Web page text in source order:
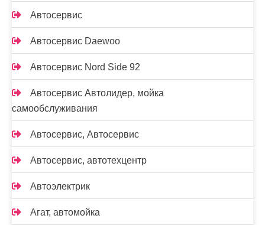
Автосервис
Автосервис Daewoo
Автосервис Nord Side 92
Автосервис Автолидер, мойка
самообслуживания
Автосервис, Автосервис
Автосервис, автотехцентр
Автоэлектрик
Агат, автомойка